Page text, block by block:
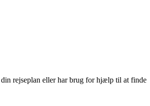
rejseplan eller har brug for hjælp til at finde